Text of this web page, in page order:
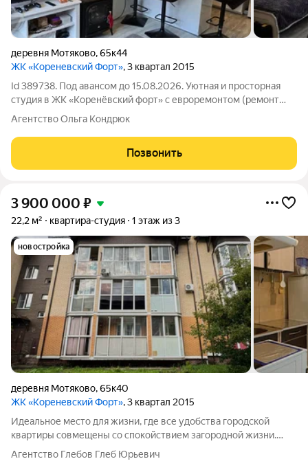
деревня Мотяково,65к44
ЖК «Кореневский Форт», 3 квартал 2015
Id 389738. Под авансом до 15.08.2026. Уютная и просторная
студия в ЖК «Коренёвский форт» с евроремонтом (ремонт
доделывают), с мебелью, Один собственник, без
обременений, по документам чистая, быстрый выход на
сделку. Эта квартира на первом этаже
Агентство Ольга Кондрюк
Позвонить
3 900 000 ₽
22,2 м² квартира-студия 1 этаж из 3
новостройка
деревня Мотяково,65к40
ЖК «Кореневский Форт», 3 квартал 2015
Идеальное место для жизни, где все удобства городской
квартиры совмещены со спокойствием загородной жизни.
Квартира расположена в малоэтажном жилом комплексе ЖК
"Коренёвский Форт" рядом с лесопарковой зоной. Дом 2014
Агентство Глебов Глеб Юрьевич